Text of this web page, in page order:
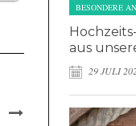
BESONDERE
aus
29 JULI